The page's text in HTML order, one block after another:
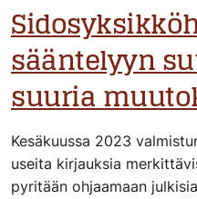
sääntelyyn
suuria
Kesäkuussa 2023
useita kirjauksia
pyritään ohjaamaan